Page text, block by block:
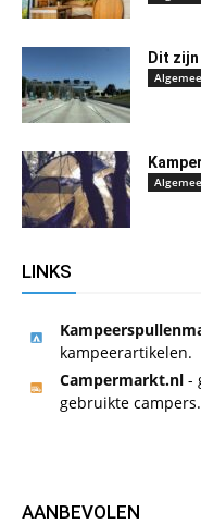
Dit
LINKS
kampeerartikelen.
Campermarkt.nl -
gebruikte campers.
AANBEVOLEN